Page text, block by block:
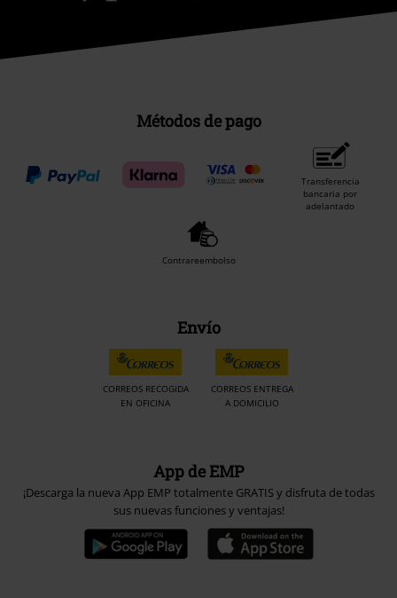
Métodos de pago
Transferencia
bancaria por
adelantado
Contrareembolso
Envío
CORREOS RECOGIDA
EN OFICINA
CORREOS ENTREGA
A DOMICILIO
App de EMP
¡Descarga la nueva App EMP totalmente GRATIS y disfruta de todas
sus nuevas funciones y ventajas!